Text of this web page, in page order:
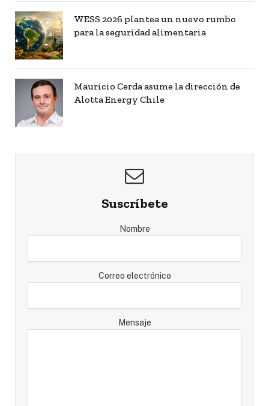
WESS 2026 plantea un nuevo rumbo
para la seguridad alimentaria
Mauricio Cerda asume la dirección de
Alotta Energy Chile
Suscríbete
Nombre
Correo electrónico
Mensaje